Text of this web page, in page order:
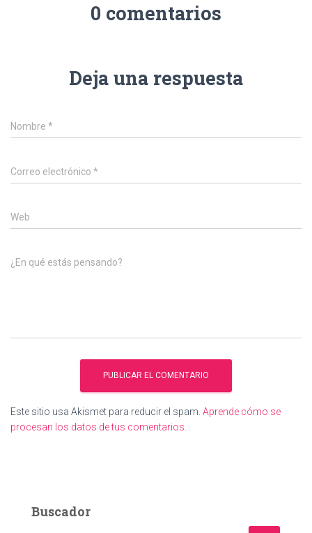
0 comentarios
Deja una respuesta
Nombre *
Correo electrónico *
Web
¿En qué estás pensando?
Este sitio usa Akismet para reducir el spam. Aprende cómo se
procesan los datos de tus comentarios.
Buscador